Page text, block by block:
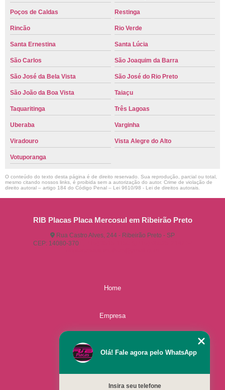
Poços de Caldas Restinga
Rincão Rio Verde
Santa Ernestina Santa Lúcia
São Carlos São Joaquim da Barra
São José da Bela Vista São José do Rio Preto
São João da Boa Vista Taiaçu
Taquaritinga Três Lagoas
Uberaba Varginha
Viradouro Vista Alegre do Alto
Votuporanga
O conteúdo do texto desta página é de direito reservado. Sua reprodução, parcial ou total,
mesmo citando nossos links, é proibida sem a autorização do autor. Crime de violação de
direito autoral – artigo 184 do Código Penal – Lei 9610/98 - Lei de direitos autorais
RIB Placas Placa Mercosul em Ribeirão Preto
Rua Castro Alves, 244 - Ribeirão Preto - SP
CEP: 14080-370
Home
Empresa
Olá! Fale agora pelo WhatsApp
Insira seu telefone